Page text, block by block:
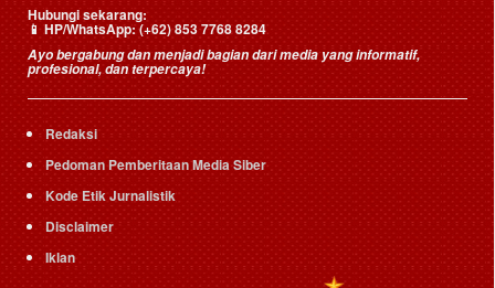
Hubungi sekarang:
📱HP/WhatsApp:(+62) 853 7768 8284
Ayo bergabung dan menjadi bagian dari media yang informatif,
profesional, dan terpercaya!
Redaksi
Pedoman Pemberitaan Media Siber
Kode Etik Jurnalistik
Disclaimer
Iklan